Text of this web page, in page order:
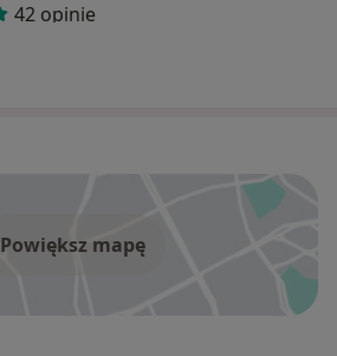
42 opinie
Powiększ mapę